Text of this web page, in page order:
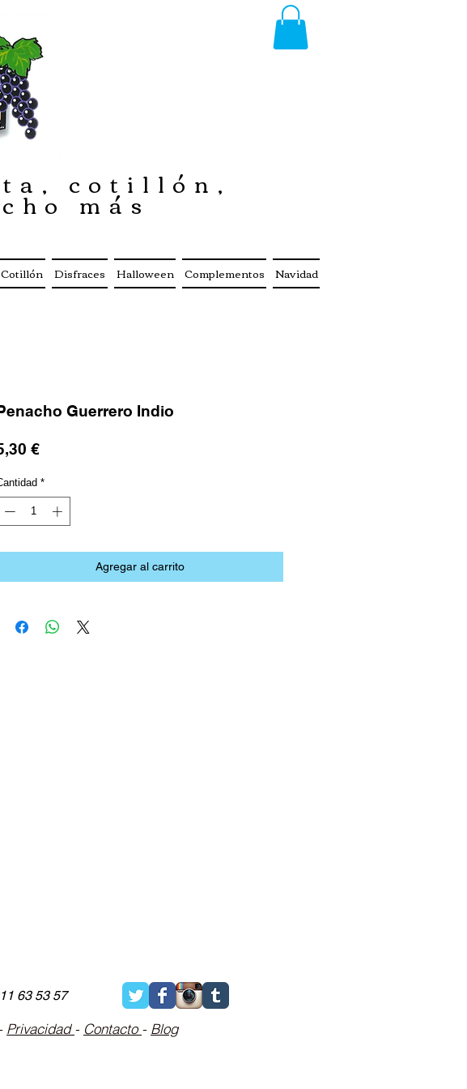
Guerrero Indio
€Precio
*
Agregar al carrito
cotillón,
más
Cotillón Disfraces Halloween Complementos Navidad
63 53 57
Privacidad- Contacto - Blog